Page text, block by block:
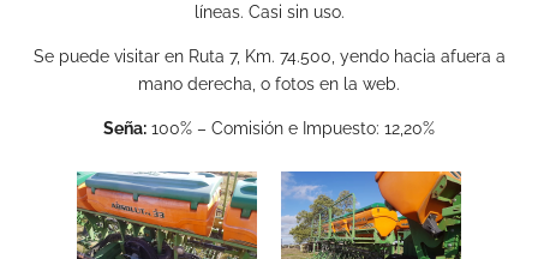
líneas. Casi sin uso.
Se puede visitar en Ruta 7, Km. 74.500, yendo hacia afuera a
mano derecha, o fotos en la web.
Seña: 100% – Comisión e Impuesto: 12,20%